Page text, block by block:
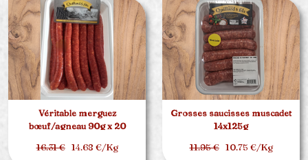
Véritable merguez
bœuf/agneau 90g x 20
16.31 €14.68 €/Kg
Grosses saucisses muscadet
14x125g
11.95 €10.75 €/Kg